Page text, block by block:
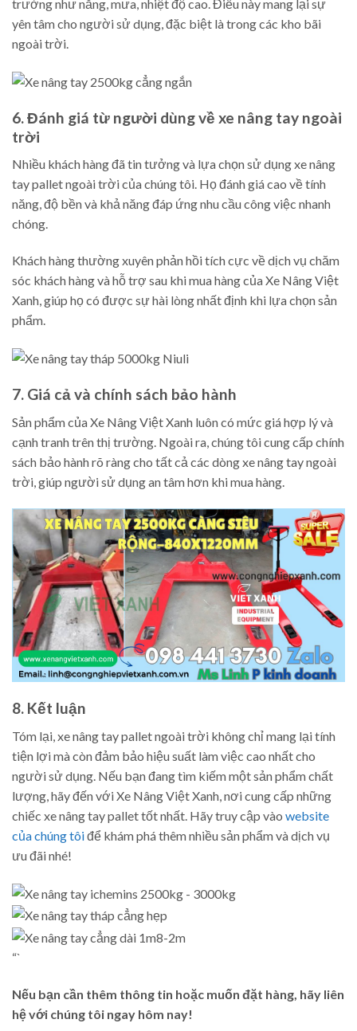
trường như nắng, mưa, nhiệt độ cao. Điều này mang lại sự
yên tâm cho người sử dụng, đặc biệt là trong các kho bãi
ngoài trời.
6. Đánh giá từ người dùng về xe nâng tay ngoài
trời
Nhiều khách hàng đã tin tưởng và lựa chọn sử dụng xe nâng
tay pallet ngoài trời của chúng tôi. Họ đánh giá cao về tính
năng, độ bền và khả năng đáp ứng nhu cầu công việc nhanh
chóng.
Khách hàng thường xuyên phản hồi tích cực về dịch vụ chăm
sóc khách hàng và hỗ trợ sau khi mua hàng của Xe Nâng Việt
Xanh, giúp họ có được sự hài lòng nhất định khi lựa chọn sản
phẩm.
7. Giá cả và chính sách bảo hành
Sản phẩm của Xe Nâng Việt Xanh luôn có mức giá hợp lý và
cạnh tranh trên thị trường. Ngoài ra, chúng tôi cung cấp chính
sách bảo hành rõ ràng cho tất cả các dòng xe nâng tay ngoài
trời, giúp người sử dụng an tâm hơn khi mua hàng.
8. Kết luận
Tóm lại, xe nâng tay pallet ngoài trời không chỉ mang lại tính
tiện lợi mà còn đảm bảo hiệu suất làm việc cao nhất cho
người sử dụng. Nếu bạn đang tìm kiếm một sản phẩm chất
lượng, hãy đến với Xe Nâng Việt Xanh, nơi cung cấp những
chiếc xe nâng tay pallet tốt nhất. Hãy truy cập vào website
của chúng tôiđể khám phá thêm nhiều sản phẩm và dịch vụ
ưu đãi nhé!
“`
Nếu bạn cần thêm thông tin hoặc muốn đặt hàng, hãy liên
hệ với chúng tôi ngay hôm nay!